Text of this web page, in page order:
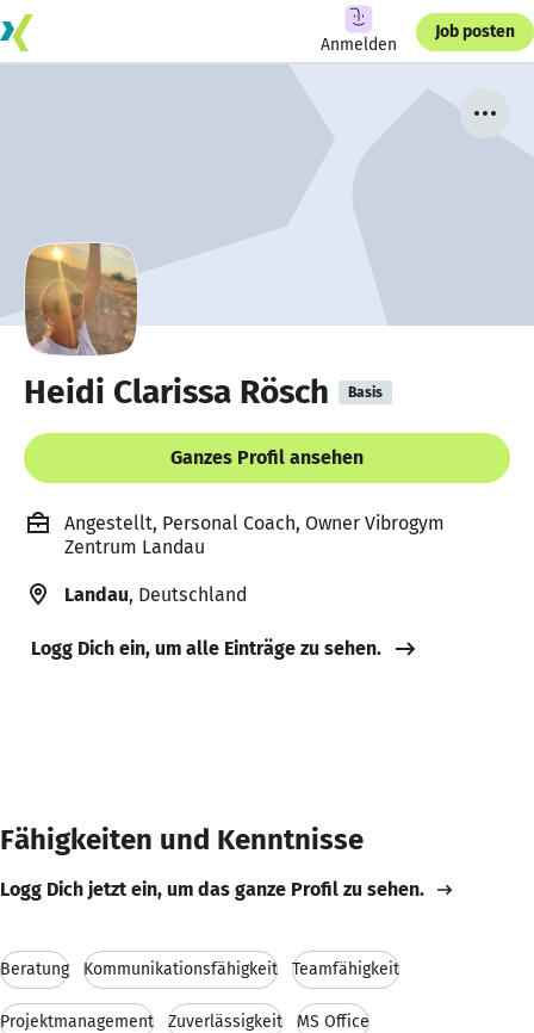
Anmelden
Job posten
Heidi Clarissa Rösch Basis
Ganzes Profil ansehen
Angestellt, Personal Coach, Owner Vibrogym
Zentrum Landau
Landau, Deutschland
Logg Dich ein, um alle Einträge zu sehen.
Fähigkeiten und Kenntnisse
Logg Dich jetzt ein, um das ganze Profil zu sehen.
Beratung Kommunikationsfähigkeit Teamfähigkeit
Projektmanagement Zuverlässigkeit MS Office